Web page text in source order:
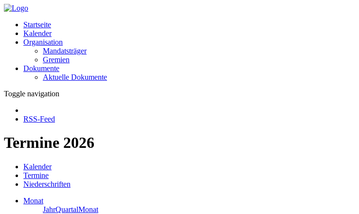
Startseite
Kalender
Organisation
Mandatsträger
Gremien
Dokumente
Aktuelle Dokumente
Toggle navigation
RSS-Feed
Termine 2026
Kalender
Termine
Niederschriften
Monat
JahrQuartalMonat